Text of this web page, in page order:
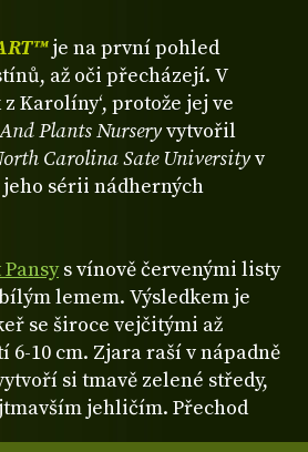
je na první pohled
až oči přecházejí. V
Karolíny‘, protože jej ve
Plants Nurseryvytvořil
Carolina Sate Universityv
sérii nádherných
s vínově červenými listy
lemem. Výsledkem je
se široce vejčitými až
10 cm. Zjara raší v nápadně
si tmavě zelené středy,
jehličím. Přechod